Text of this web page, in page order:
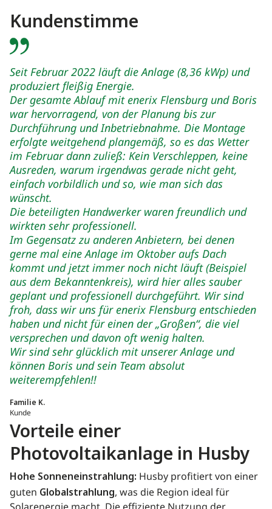
Kundenstimme
Seit Februar 2022 läuft die Anlage (8,36 kWp) und
produziert fleißig Energie.
Der gesamte Ablauf mit enerix Flensburg und Boris
war hervorragend, von der Planung bis zur
Durchführung und Inbetriebnahme. Die Montage
erfolgte weitgehend plangemäß, so es das Wetter
im Februar dann zuließ: Kein Verschleppen, keine
Ausreden, warum irgendwas gerade nicht geht,
einfach vorbildlich und so, wie man sich das
wünscht.
Die beteiligten Handwerker waren freundlich und
wirkten sehr professionell.
Im Gegensatz zu anderen Anbietern, bei denen
gerne mal eine Anlage im Oktober aufs Dach
kommt und jetzt immer noch nicht läuft (Beispiel
aus dem Bekanntenkreis), wird hier alles sauber
geplant und professionell durchgeführt. Wir sind
froh, dass wir uns für enerix Flensburg entschieden
haben und nicht für einen der „Großen“, die viel
versprechen und davon oft wenig halten.
Wir sind sehr glücklich mit unserer Anlage und
können Boris und sein Team absolut
weiterempfehlen!!
Familie K.
Kunde
Vorteile einer
Photovoltaikanlage in Husby
Hohe Sonneneinstrahlung: Husby profitiert von einer
guten Globalstrahlung, was die Region ideal für